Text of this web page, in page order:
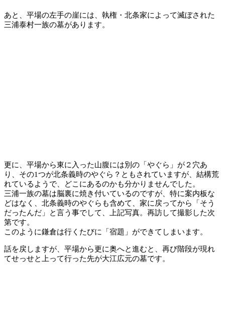
あと、平場の左手の崖には、執権・北条家によって滅ぼされた
三浦泰村一族の墓があります。
更に、平場から東に入った山腹には別の「やぐら」が２穴あ
り、その1つが北条義時のやぐら？ともされていますが、結構荒
れているようで、どこにあるのかも分かりませんでした。
三浦一族の墓は脳裏に焼き付いているのですが、特に案内板な
どはなく、北条義時のやぐらも含めて、家に戻ってから「そう
だったんだ」と言う事でして、上記写真。再訪して撮影した次
第です。
このように鎌倉は行くたびに「宿題」ができてしまいます。
話を戻しますが、平場から更に奥へと進むと、再び階段が現れ
てせっせと上って行った先が大江広元の墓です。